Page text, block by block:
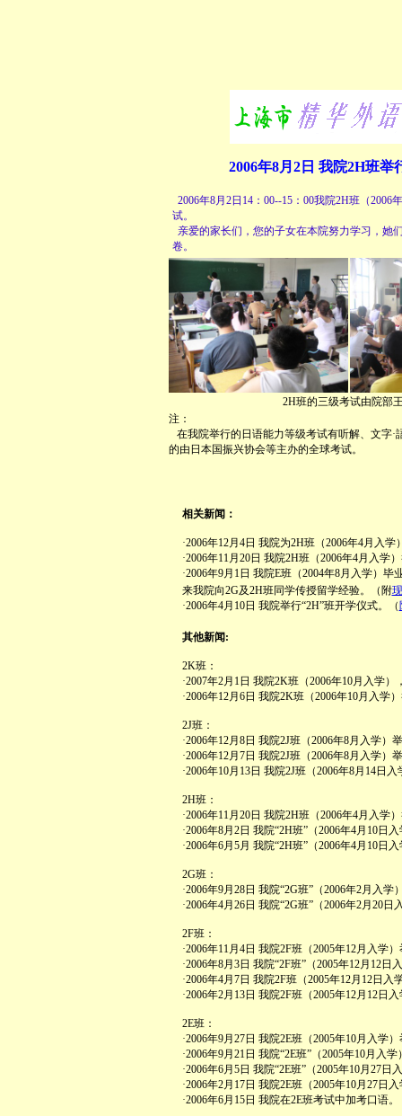
2006年8月2日 我院2H班举
2006年8月2日14：00--15：00我院2H班（
试。
亲爱的家长们，您的子女在本院努力学习，她
卷。
2H班的三级考试由院部
注：
在我院举行的日语能力等级考试有听解、文字
的由日本国振兴协会等主办的全球考试。
相关新闻：
·2006年12月4日 我院为2H班（2006年4月入
·2006年11月20日 我院2H班（2006年4月入学
·2006年9月1日 我院E班（2004年8月入学）
来我院向2G及2H班同学传授留学经验。（附
·2006年4月10日 我院举行“2H”班开学仪式。（
其他新闻:
2K班：
·2007年2月1日 我院2K班（2006年10月入学
·2006年12月6日 我院2K班（2006年10月入学
2J班：
·2006年12月8日 我院2J班（2006年8月入学）
·2006年12月7日 我院2J班（2006年8月入学）
·2006年10月13日 我院2J班（2006年8月14日
2H班：
·2006年11月20日 我院2H班（2006年4月入学
·2006年8月2日 我院“2H班”（2006年4月10日
·2006年6月5月 我院“2H班”（2006年4月10日
2G班：
·2006年9月28日 我院“2G班”（2006年2月入
·2006年4月26日 我院“2G班”（2006年2月20
2F班：
·2006年11月4日 我院2F班（2005年12月入学
·2006年8月3日 我院“2F班”（2005年12月12
·2006年4月7日 我院2F班（2005年12月12日
·2006年2月13日 我院2F班（2005年12月12日
2E班：
·2006年9月27日 我院2E班（2005年10月入学
·2006年9月21日 我院“2E班”（2005年10月入
·2006年6月5日 我院“2E班”（2005年10月27
·2006年2月17日 我院2E班（2005年10月27日
·2006年6月15日 我院在2E班考试中加考口语。